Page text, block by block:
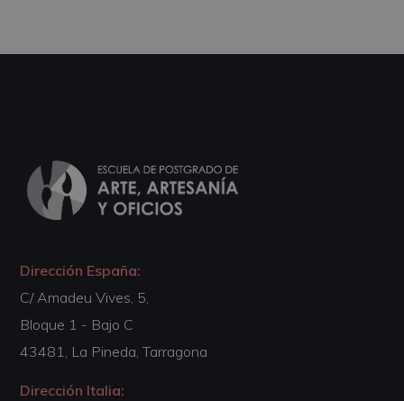
Dirección España:
C/ Amadeu Vives, 5,
Bloque 1 - Bajo C
43481, La Pineda, Tarragona
Dirección Italia: